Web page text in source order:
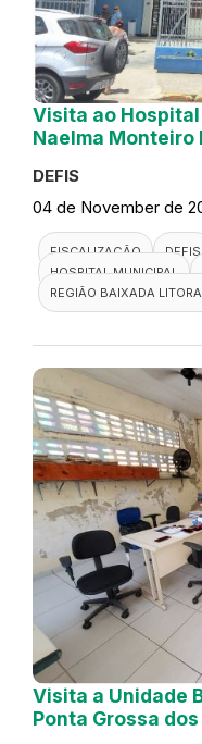
Visita ao
Naelma Monteiro
DEFIS
04 de November de
FISCALIZAÇÃO
DEFIS
HOSPITAL MUNICIPAL
REGIÃO BAIXADA
Visita a Unidade
Ponta Grossa